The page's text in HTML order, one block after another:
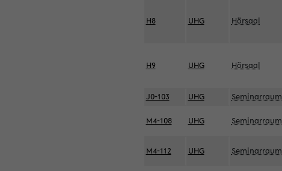
H8 UHG Hörsaal
H9 UHG Hörsaal
J0-103 UHG Seminarraum
M4-108 UHG Seminarraum
M4-112 UHG Seminarraum